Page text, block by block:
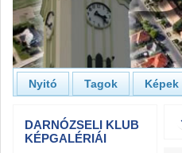
Nyitó Tagok Képek
DARNÓZSELI KLUB
KÉPGALÉRIÁI